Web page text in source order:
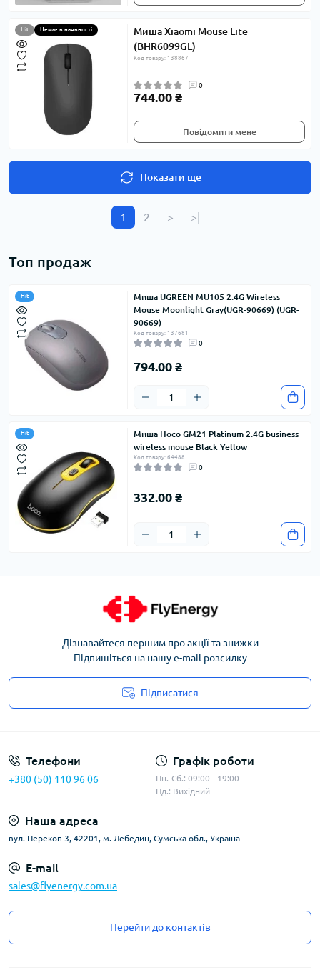
Hit Немає в наявності
Миша Xiaomi Mouse Lite
(BHR6099GL)
Код товару: 138867
0
744.00 ₴
Повідомити мене
Показати ще
1 2 > >|
Топ продаж
Hit
Миша UGREEN MU105 2.4G Wireless
Mouse Moonlight Gray(UGR-90669) (UGR-
90669)
Код товару: 137681
0
794.00 ₴
Hit
Миша Hoco GM21 Platinum 2.4G business
wireless mouse Black Yellow
Код товару: 64488
0
332.00 ₴
Дізнавайтеся першим про акції та знижки
Підпишіться на нашу e-mail розсилку
Підписатися
Телефони
+380 (50) 110 96 06
Графік роботи
Пн.-Сб.: 09:00 - 19:00
Нд.: Вихідний
Наша адреса
вул. Перекоп 3, 42201, м. Лебедин, Сумська обл., Україна
E-mail
sales@flyenergy.com.ua
Перейти до контактів